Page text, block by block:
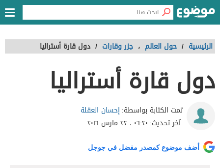
الرئيسية / حول العالم ، جزر وقارات / دول قارة أستراليا
دول قارة أستراليا
تمت الكتابة بواسطة:إحسان العقلة
آخر تحديث: ٠٦:٢٠ ، ٢٢ مارس ٢٠١٦
أضف موضوع كمصدر مفضل في جوجل